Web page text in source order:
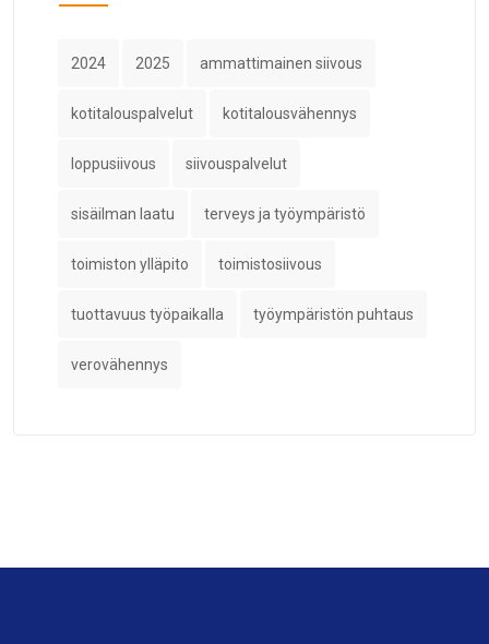
2024 2025 ammattimainen siivous
kotitalouspalvelut kotitalousvähennys
loppusiivous siivouspalvelut
sisäilman laatu terveys ja työympäristö
toimiston ylläpito toimistosiivous
tuottavuus työpaikalla työympäristön puhtaus
verovähennys